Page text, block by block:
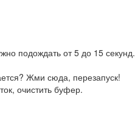
подождать от 5 до 15 секунд.
Жми сюда, перезапуск!
очистить буфер.